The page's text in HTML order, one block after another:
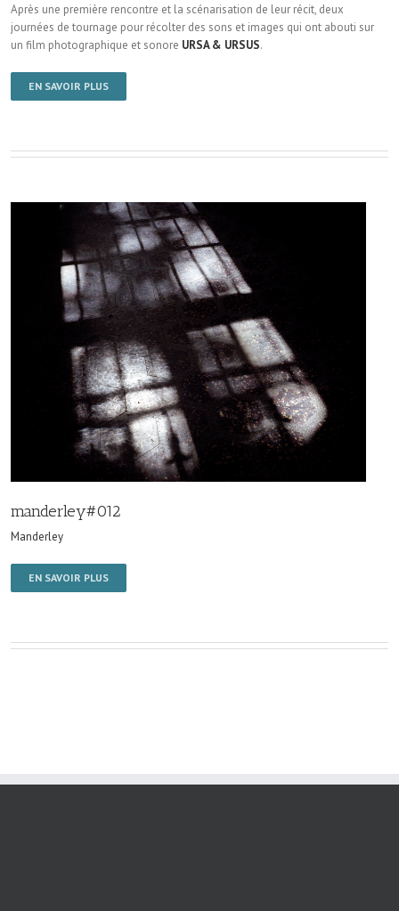
Après une première rencontre et la scénarisation de leur récit, deux
journées de tournage pour récolter des sons et images qui ont abouti sur
un film photographique et sonore URSA & URSUS.
EN SAVOIR PLUS
manderley#012
Manderley
EN SAVOIR PLUS